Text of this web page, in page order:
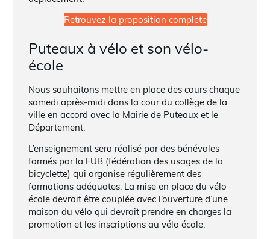
Retrouvez la proposition complète
Puteaux à vélo et son vélo-
école
Nous souhaitons mettre en place des cours chaque
samedi après-midi dans la cour du collège de la
ville en accord avec la Mairie de Puteaux et le
Département.
L’enseignement sera réalisé par des bénévoles
formés par la FUB (fédération des usages de la
bicyclette) qui organise régulièrement des
formations adéquates. La mise en place du vélo
école devrait être couplée avec l’ouverture d’une
maison du vélo qui devrait prendre en charges la
promotion et les inscriptions au vélo école.